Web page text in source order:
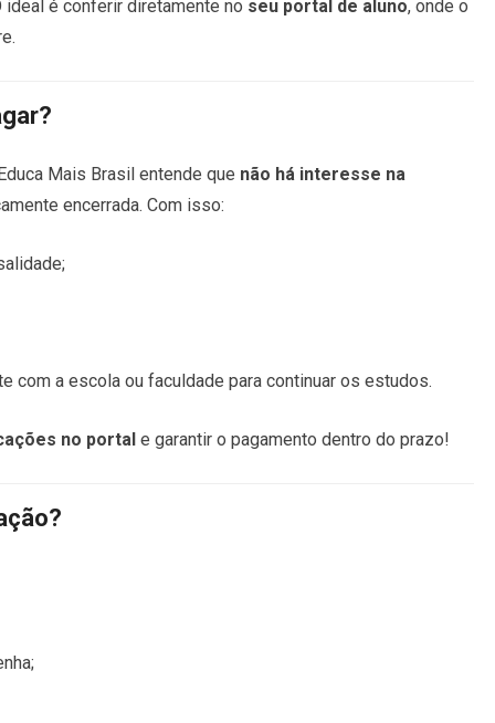
é conferir diretamente no seu portal de aluno, onde o
Mais Brasil entende que não há interesse na
encerrada. Com isso:
com a escola ou faculdade para continuar os estudos.
no portal e garantir o pagamento dentro do prazo!